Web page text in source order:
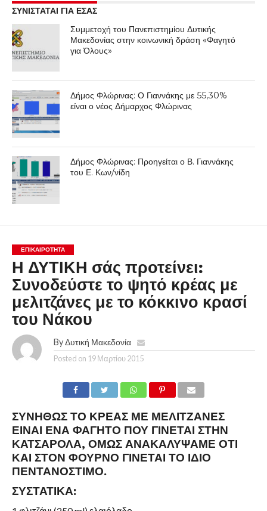
ΣΥΝΙΣΤΑΤΑΙ ΓΙΑ ΕΣΑΣ
Συμμετοχή του Πανεπιστημίου Δυτικής
Μακεδονίας στην κοινωνική δράση «Φαγητό
για Όλους»
Δήμος Φλώρινας: Ο Γιαννάκης με 55,30%
είναι ο νέος Δήμαρχος Φλώρινας
Δήμος Φλώρινας: Προηγείται ο Β. Γιαννάκης
του Ε. Κων/νίδη
ΕΠΙΚΑΙΡΟΤΗΤΑ
Η ΔΥΤΙΚΗ σάς προτείνει:
Συνοδεύστε το ψητό κρέας με
μελιτζάνες με το κόκκινο κρασί
του Νάκου
By Δυτική Μακεδονία
Posted on 19 Μαρτίου 2015
ΣΥΝΉΘΩΣ ΤΟ ΚΡΈΑΣ ΜΕ ΜΕΛΙΤΖΆΝΕΣ
ΕΊΝΑΙ ΈΝΑ ΦΑΓΗΤΌ ΠΟΥ ΓΊΝΕΤΑΙ ΣΤΗΝ
ΚΑΤΣΑΡΌΛΑ, ΌΜΩΣ ΑΝΑΚΑΛΎΨΑΜΕ ΌΤΙ
ΚΑΙ ΣΤΟΝ ΦΟΎΡΝΟ ΓΊΝΕΤΑΙ ΤΟ ΊΔΙΟ
ΠΕΝΤΑΝΌΣΤΙΜΟ.
ΣΥΣΤΑΤΙΚΆ: